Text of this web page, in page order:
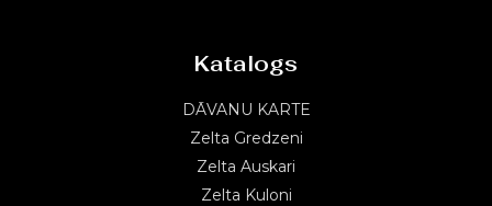
Katalogs
DĀVANU KARTE
Zelta Gredzeni
Zelta Auskari
Zelta Kuloni